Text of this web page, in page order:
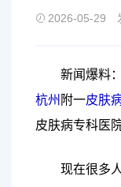
2026-05-29
新闻爆料：
杭州 附一皮肤
皮肤病专科医
现在很多